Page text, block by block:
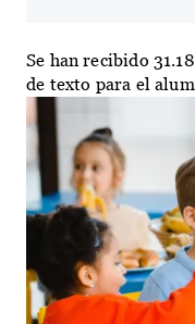
Se han recibido
de texto para el